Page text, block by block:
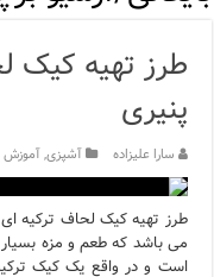
12 اشتباه رایج در دریافت شهروندی ترکیه از طریق خرید ملک
ویژگی‌های رفتاری و
ویژگی‌های منفی
ویژگی‌های مثبت
طرز تهیه کیک
پنیری
سارا علیزاده آشپزی,آموزش
طرز تهیه کیک لحاف ترکیه
می باشد که طعم و مزه
است و در واقع یک کیک